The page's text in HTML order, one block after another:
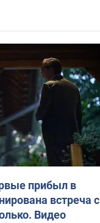
прибыл в
встреча с
Видео